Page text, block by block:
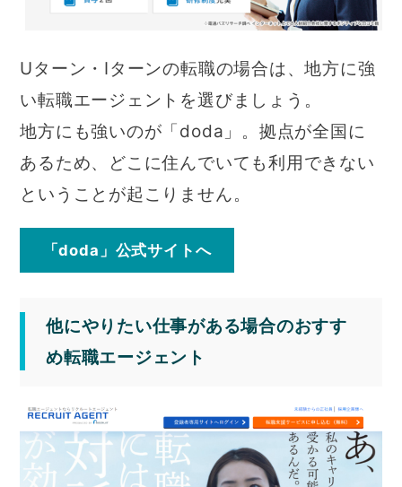
Uターン・Iターンの転職の場合は、地方に強
い転職エージェントを選びましょう。
地方にも強いのが「doda」。拠点が全国に
あるため、どこに住んでいても利用できない
ということが起こりません。
「doda」公式サイトへ
他にやりたい仕事がある場合のおすす
め転職エージェント